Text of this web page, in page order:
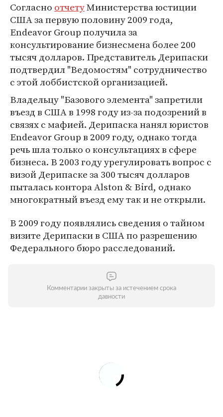
Согласно отчетуМинистерства юстиции
США за первую половину 2009 года,
Endeavor Group получила за
консультирование бизнесмена более 200
тысяч долларов. Представитель Дерипаски
подтвердил "Ведомостям" сотрудничество
с этой лоббистской организацией.
Владельцу "Базового элемента" запретили
въезд в США в 1998 году из-за подозрений в
связях с мафией. Дерипаска нанял юристов
Endeavor Group в 2009 году, однако тогда
речь шла только о консультациях в сфере
бизнеса. В 2003 году урегулировать вопрос с
визой Дерипаске за 300 тысяч долларов
пыталась контора Alston & Bird, однако
многократный въезд ему так и не открыли.
В 2009 году появлялись сведения о тайном
визите Дерипаски в США по разрешению
Федерального бюро расследований.
Комментарии закрыты за истечением срока
давности